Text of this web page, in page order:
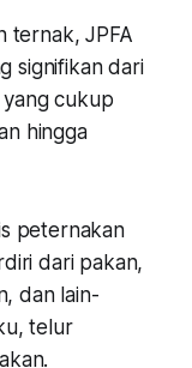
ternak, JPFA
signifikan dari
yang cukup
hingga
peternakan
dari pakan,
dan lain-
telur